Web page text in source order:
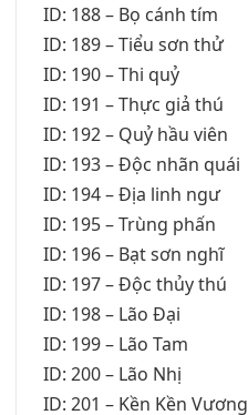
ID: 188 – Bọ cánh tím
ID: 189 – Tiểu sơn thử
ID: 190 – Thi quỷ
ID: 191 – Thực giả thú
ID: 192 – Quỷ hầu viên
ID: 193 – Độc nhãn quái
ID: 194 – Địa linh ngư
ID: 195 – Trùng phấn
ID: 196 – Bạt sơn nghĩ
ID: 197 – Độc thủy thú
ID: 198 – Lão Đại
ID: 199 – Lão Tam
ID: 200 – Lão Nhị
ID: 201 – Kền Kền Vương